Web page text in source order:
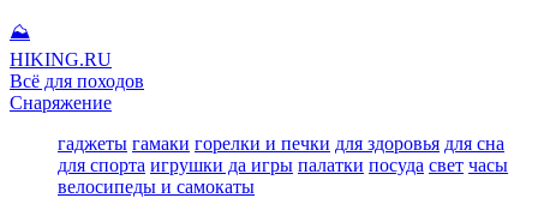
⛰
HIKING.RU
Всё для походов
Снаряжение
гаджеты гамаки горелки и печки для здоровья для сна
для спорта игрушки да игры палатки посуда свет часы
велосипеды и самокаты